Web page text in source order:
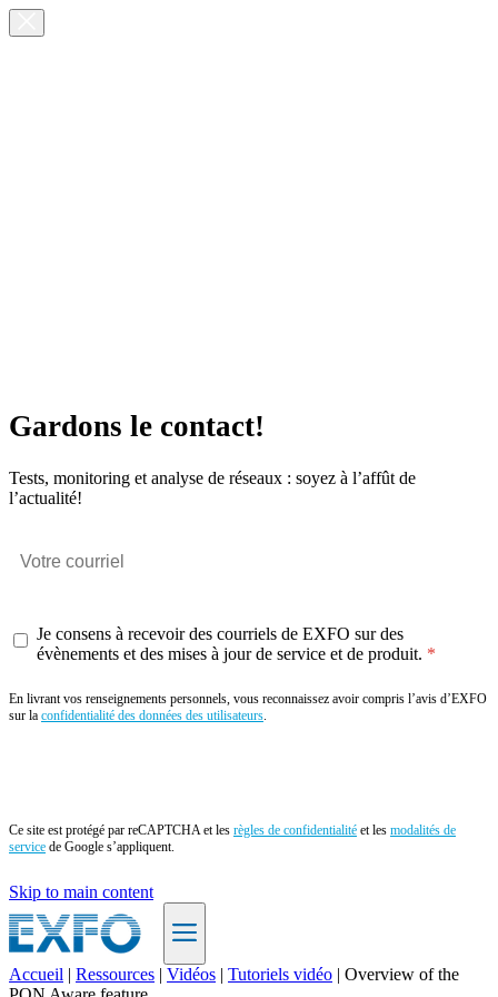
Gardons le contact!
Tests, monitoring et analyse de réseaux : soyez à l’affût de
l’actualité!
Je consens à recevoir des courriels de EXFO sur des
évènements et des mises à jour de service et de produit.
En livrant vos renseignements personnels, vous reconnaissez avoir compris l’avis d’EXFO
sur la confidentialité des données des utilisateurs.
Ce site est protégé par reCAPTCHA et les règles de confidentialité et les modalités de
service de Google s’appliquent.
Skip to main content
Accueil | Ressources | Vidéos | Tutoriels vidéo | Overview of the